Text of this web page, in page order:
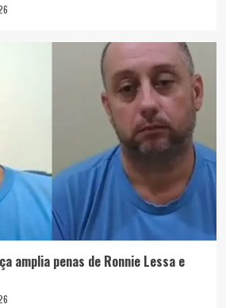
amplia penas de Ronnie Lessa e